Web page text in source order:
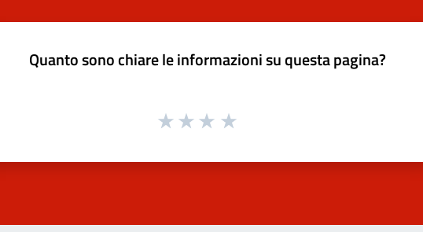
Quanto sono chiare le informazioni su questa pagina?